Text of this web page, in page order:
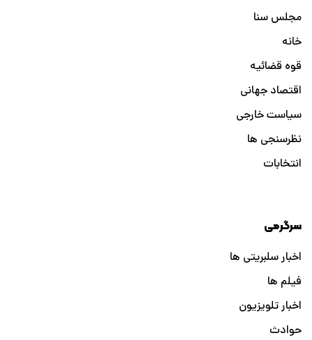
مجلس سنا
خانه
قوه قضائیه
اقتصاد جهانی
سیاست خارجی
نظرسنجی ها
انتخابات
سرگرمی
اخبار سلبریتی ها
فیلم ها
اخبار تلویزیون
حوادث